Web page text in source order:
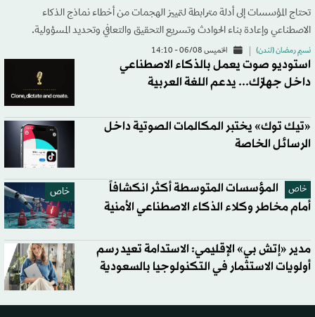
تحتاج المؤسسات إلى أدلة مترابطة لتمييز الهجمات من أخطاء نماذج الذكاء
الاصطناعي وإعادة بناء الحوادث وتسريع التحقيق والتعافي وتحديد المسؤولية.
نسيم رمضان (لندن) الخميس 06/08 - 14:10
استوديو صوت يعمل بالذكاء الاصطناعي
داخل جهازك... يدعم اللغة العربية
«تيك توك» يختبر المكالمات الصوتية داخل
الرسائل الخاصة
خاص خاص
المؤسسات المتوسطة أكثر انكشافاً
أمام مخاطر وكلاء الذكاء الاصطناعي الأمنية
مدير «إتش بي» الإقليمي: الاستدامة تعيد رسم
أولويات الاستثمار في التكنولوجيا بالسعودية